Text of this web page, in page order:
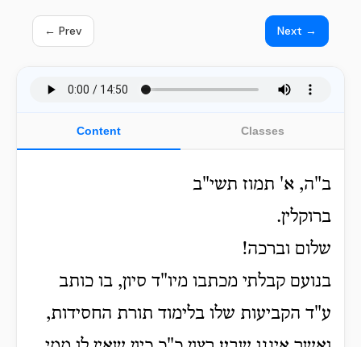
← Prev Next →
Content Classes
ב"ה, א' תמוז תשי"ב
ברוקלין.
שלום וברכה!
בנועם קבלתי מכתבו מיו"ד סיון, בו כותב
ע"ד הקביעות שלו בלימוד תורת החסידות,